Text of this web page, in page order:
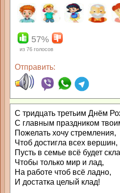
57%
из 76 голосов
Отправить:
С тридцать третьим Днём
С главным праздником
Пожелать хочу стремления,
Чтоб достигла всех вершин,
Пусть в семье всё будет
Чтобы только мир и лад,
На работе чтоб всё ладно,
И достатка целый клад!